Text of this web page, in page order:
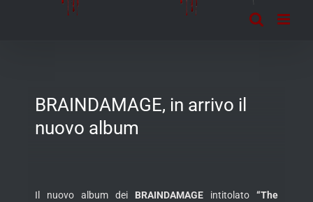
BRAINDAMAGE, in arrivo il
nuovo album
Il nuovo album dei BRAINDAMAGE intitolato “The